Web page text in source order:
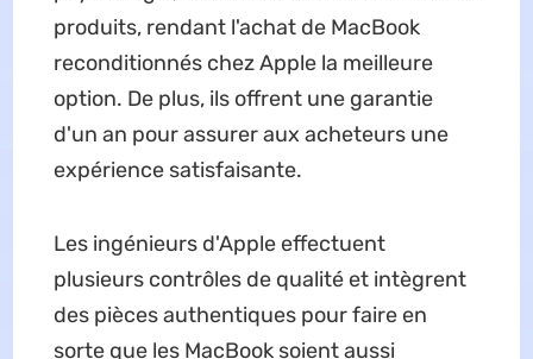
produits, rendant l'achat de MacBook
reconditionnés chez Apple la meilleure
option. De plus, ils offrent une garantie
d'un an pour assurer aux acheteurs une
expérience satisfaisante.
Les ingénieurs d'Apple effectuent
plusieurs contrôles de qualité et intègrent
des pièces authentiques pour faire en
sorte que les MacBook soient aussi